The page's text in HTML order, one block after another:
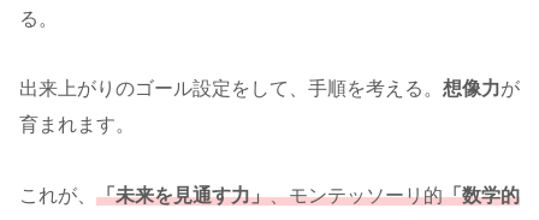
る。
出来上がりのゴール設定をして、手順を考える。 想像力が
育まれます。
これが、 「未来を見通す力」、モンテッソーリ的「数学的